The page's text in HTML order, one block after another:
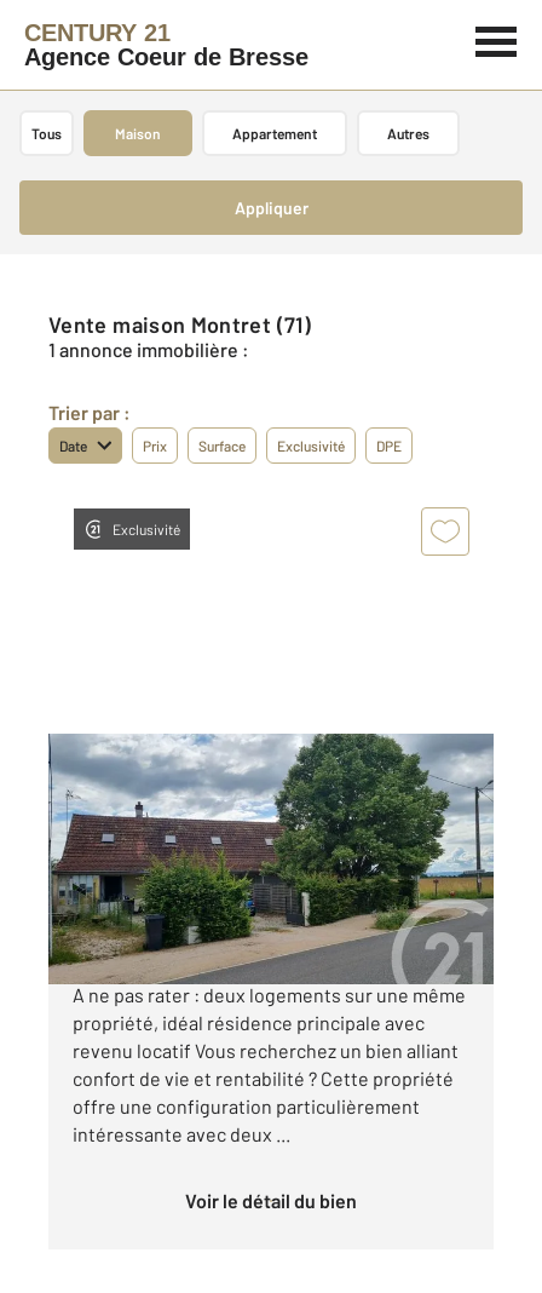
CENTURY 21
Agence Coeur de Bresse
Tous Maison Appartement Autres
Appliquer
Vente maison Montret (71)
1 annonce immobilière :
Trier par :
Date Prix Surface Exclusivité DPE
Exclusivité
MONTRET 71
198,45 m
, 10 pièces
Ref : 2952
Maison à vendre
189 000 €
EXCLUSIVITE CENTURY21 COEUR DE BRESSE
A ne pas rater : deux logements sur une même
propriété, idéal résidence principale avec
revenu locatif Vous recherchez un bien alliant
confort de vie et rentabilité ? Cette propriété
offre une configuration particulièrement
intéressante avec deux ...
Voir le détail du bien